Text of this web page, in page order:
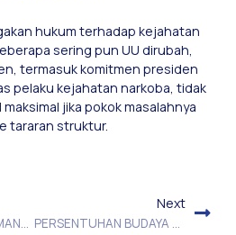
hukum terhadap kejahatan
sering pun UU dirubah,
termasuk komitmen presiden
pelaku kejahatan narkoba, tidak
jika pokok masalahnya
tararan struktur.
MENULIS UNTUK KEMANUSIAAN
Next
PERSENTUHAN BUDAYA DAN HAK ASASI MANUSIA